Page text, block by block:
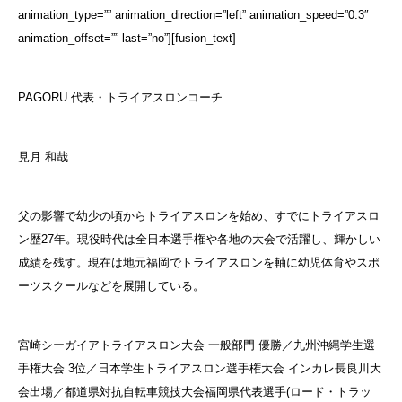
animation_type=”” animation_direction=”left” animation_speed=”0.3″
animation_offset=”” last=”no”][fusion_text]
PAGORU 代表・トライアスロンコーチ
見月 和哉
父の影響で幼少の頃からトライアスロンを始め、すでにトライアスロ
ン歴27年。現役時代は全日本選手権や各地の大会で活躍し、輝かしい
成績を残す。現在は地元福岡でトライアスロンを軸に幼児体育やスポ
ーツスクールなどを展開している。
宮崎シーガイアトライアスロン大会 一般部門 優勝／九州沖縄学生選
手権大会 3位／日本学生トライアスロン選手権大会 インカレ長良川大
会出場／都道県対抗自転車競技大会福岡県代表選手(ロード・トラッ